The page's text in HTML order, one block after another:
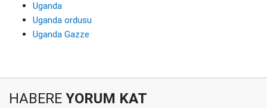
Uganda
Uganda ordusu
Uganda Gazze
HABERE YORUM KAT